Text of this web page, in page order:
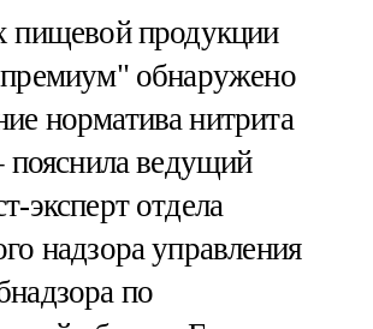
пищевой продукции
обнаружено
норматива нитрита
пояснила ведущий
эксперт отдела
надзора управления
по